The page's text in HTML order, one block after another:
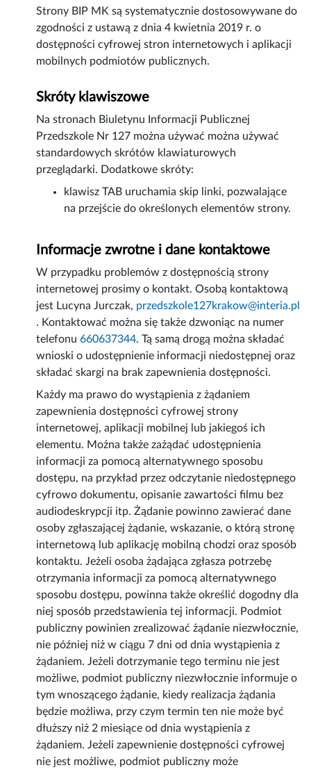
Strony BIP MK są systematycznie dostosowywane do
zgodności z ustawą z dnia 4 kwietnia 2019 r. o
dostępności cyfrowej stron internetowych i aplikacji
mobilnych podmiotów publicznych.
Skróty klawiszowe
Na stronach Biuletynu Informacji Publicznej
Przedszkole Nr 127 można używać można używać
standardowych skrótów klawiaturowych
przeglądarki. Dodatkowe skróty:
klawisz TAB uruchamia skip linki, pozwalające
na przejście do określonych elementów strony.
Informacje zwrotne i dane kontaktowe
W przypadku problemów z dostępnością strony
internetowej prosimy o kontakt. Osobą kontaktową
jest Lucyna Jurczak, przedszkole127krakow@interia.pl
. Kontaktować można się także dzwoniąc na numer
telefonu660637344. Tą samą drogą można składać
wnioski o udostępnienie informacji niedostępnej oraz
składać skargi na brak zapewnienia dostępności.
Każdy ma prawo do wystąpienia z żądaniem
zapewnienia dostępności cyfrowej strony
internetowej, aplikacji mobilnej lub jakiegoś ich
elementu. Można także zażądać udostępnienia
informacji za pomocą alternatywnego sposobu
dostępu, na przykład przez odczytanie niedostępnego
cyfrowo dokumentu, opisanie zawartości filmu bez
audiodeskrypcji itp. Żądanie powinno zawierać dane
osoby zgłaszającej żądanie, wskazanie, o którą stronę
internetową lub aplikację mobilną chodzi oraz sposób
kontaktu. Jeżeli osoba żądająca zgłasza potrzebę
otrzymania informacji za pomocą alternatywnego
sposobu dostępu, powinna także określić dogodny dla
niej sposób przedstawienia tej informacji. Podmiot
publiczny powinien zrealizować żądanie niezwłocznie,
nie później niż w ciągu 7 dni od dnia wystąpienia z
żądaniem. Jeżeli dotrzymanie tego terminu nie jest
możliwe, podmiot publiczny niezwłocznie informuje o
tym wnoszącego żądanie, kiedy realizacja żądania
będzie możliwa, przy czym termin ten nie może być
dłuższy niż 2 miesiące od dnia wystąpienia z
żądaniem. Jeżeli zapewnienie dostępności cyfrowej
nie jest możliwe, podmiot publiczny może